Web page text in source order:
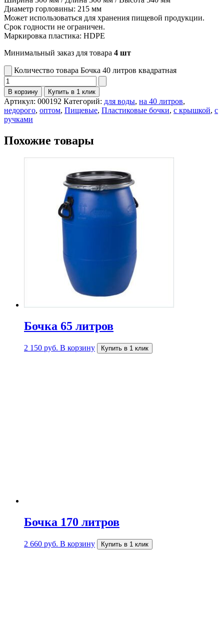
Диаметр горловины: 215 мм
Может использоваться для хранения пищевой продукции.
Срок годности не ограничен.
Маркировка пластика: HDPE
Минимальный заказ для товара 4 шт
Количество товара Бочка 40 литров квадратная
В корзину Купить в 1 клик
Артикул: 000192 Категорий: для воды, на 40 литров,
недорого, оптом, Пищевые, Пластиковые бочки, с крышкой, с
ручками
Похожие товары
Бочка 65 литров
2 150 руб. В корзину Купить в 1 клик
Бочка 170 литров
2 660 руб. В корзину Купить в 1 клик